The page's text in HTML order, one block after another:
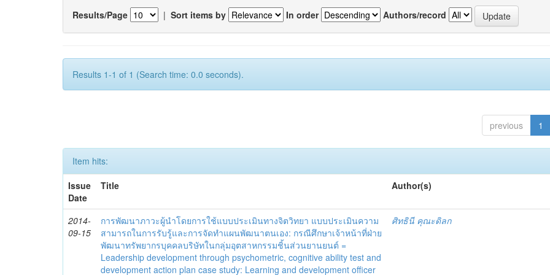
Results/Page | Sort items by In order Authors/record
Results 1-1 of 1 (Search time: 0.0 seconds).
previous 1
Item hits:
Issue
Date
Title Author(s)
2014-
09-15
การพัฒนาภาวะผู้นำโดยการใช้แบบประเมินทางจิตวิทยา แบบประเมินความ
สามารถในการรับรู้และการจัดทำแผนพัฒนาตนเอง: กรณีศึกษาเจ้าหน้าที่ฝ่าย
พัฒนาทรัพยากรบุคคลบริษัทในกลุ่มอุตสาหกรรมชิ้นส่วนยานยนต์ =
Leadership development through psychometric, cognitive ability test and
development action plan case study: Learning and development officer
ศิทธินี คุณะดิลก